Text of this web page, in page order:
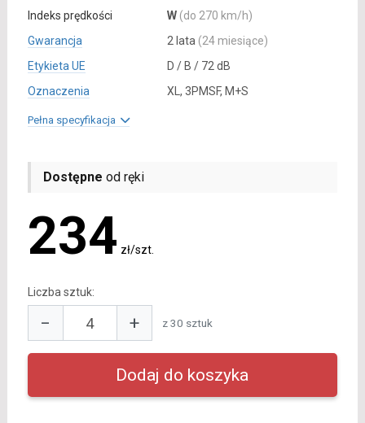
Indeks prędkości
W (do 270 km/h)
Gwarancja
2 lata (24 miesiące)
Etykieta UE
D / B / 72 dB
Oznaczenia
XL, 3PMSF, M+S
Pełna specyfikacja
Dostępne od ręki
234 zł/szt.
Liczba sztuk:
− + z 30 sztuk